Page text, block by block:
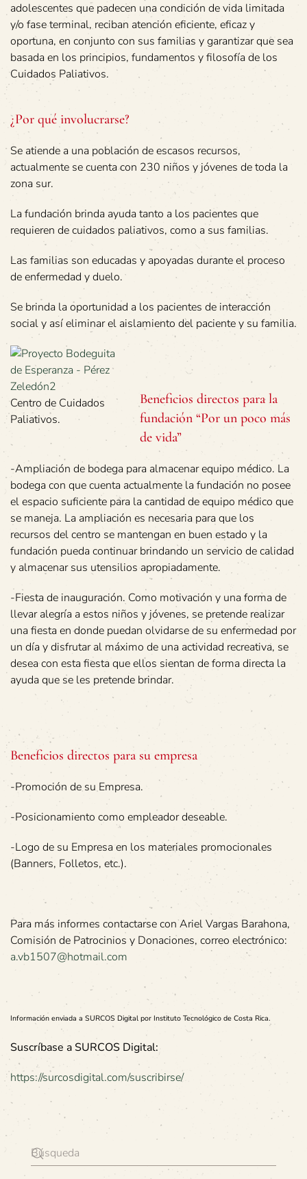
adolescentes que padecen una condición de vida limitada
y/o fase terminal, reciban atención eficiente, eficaz y
oportuna, en conjunto con sus familias y garantizar que sea
basada en los principios, fundamentos y filosofía de los
Cuidados Paliativos.
¿Por qué involucrarse?
Se atiende a una población de escasos recursos,
actualmente se cuenta con 230 niños y jóvenes de toda la
zona sur.
La fundación brinda ayuda tanto a los pacientes que
requieren de cuidados paliativos, como a sus familias.
Las familias son educadas y apoyadas durante el proceso
de enfermedad y duelo.
Se brinda la oportunidad a los pacientes de interacción
social y así eliminar el aislamiento del paciente y su familia.
Centro de Cuidados
Paliativos.
Beneficios directos para la
fundación “Por un poco más
de vida”
-Ampliación de bodega para almacenar equipo médico. La
bodega con que cuenta actualmente la fundación no posee
el espacio suficiente para la cantidad de equipo médico que
se maneja. La ampliación es necesaria para que los
recursos del centro se mantengan en buen estado y la
fundación pueda continuar brindando un servicio de calidad
y almacenar sus utensilios apropiadamente.
-Fiesta de inauguración. Como motivación y una forma de
llevar alegría a estos niños y jóvenes, se pretende realizar
una fiesta en donde puedan olvidarse de su enfermedad por
un día y disfrutar al máximo de una actividad recreativa, se
desea con esta fiesta que ellos sientan de forma directa la
ayuda que se les pretende brindar.
Beneficios directos para su empresa
-Promoción de su Empresa.
-Posicionamiento como empleador deseable.
-Logo de su Empresa en los materiales promocionales
(Banners, Folletos, etc.).
Para más informes contactarse con Ariel Vargas Barahona,
Comisión de Patrocinios y Donaciones, correo electrónico:
a.vb1507@hotmail.com
Información enviada a SURCOS Digital por Instituto Tecnológico de Costa Rica.
Suscríbase a SURCOS Digital:
https://surcosdigital.com/suscribirse/